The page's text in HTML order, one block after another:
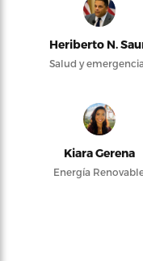
Heriberto N.
Salud y
Kiara Gerena
Energía